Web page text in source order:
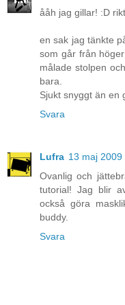
ååh jag gillar! :D
en sak jag tänkte
som går från
målade stolpen
bara.
Sjukt snyggt än en
Svara
Lufra 13 maj 2009
Ovanlig och
tutorial! Jag blir
också göra
buddy.
Svara